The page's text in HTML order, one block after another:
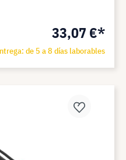
33,07 €*
de 5 a 8 días laborables